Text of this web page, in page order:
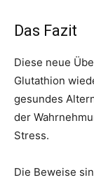
Das Fazit
Diese neue
Glutathion
gesundes
der
Stress.
Die Beweise